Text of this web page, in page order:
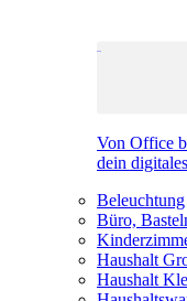
Von Office
dein
Beleuchtung
Büro,
Haushalt
Haushalt